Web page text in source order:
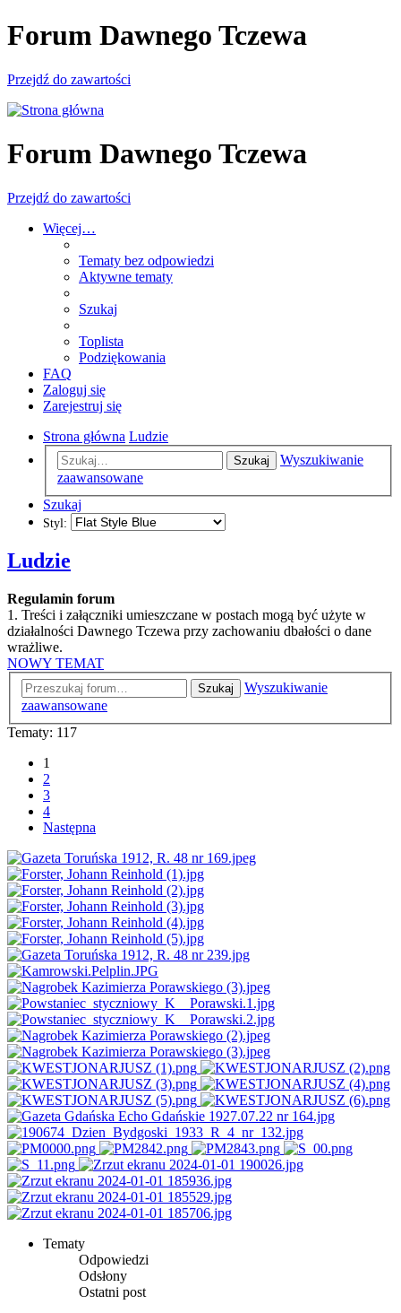
Forum Dawnego Tczewa
Przejdź do zawartości
Forum Dawnego Tczewa
Przejdź do zawartości
Więcej…
Tematy bez odpowiedzi
Aktywne tematy
Szukaj
Toplista
Podziękowania
FAQ
Zaloguj się
Zarejestruj się
Strona główna Ludzie
Szukaj
Wyszukiwanie
zaawansowane
Szukaj
Styl:
Ludzie
Regulamin forum
1. Treści i załączniki umieszczane w postach mogą być użyte w
działalności Dawnego Tczewa przy zachowaniu dbałości o dane
wrażliwe.
NOWY TEMAT
Szukaj
Wyszukiwanie
zaawansowane
Tematy: 117
1
2
3
4
Następna
Tematy
Odpowiedzi
Odsłony
Ostatni post